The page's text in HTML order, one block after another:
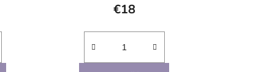
€18